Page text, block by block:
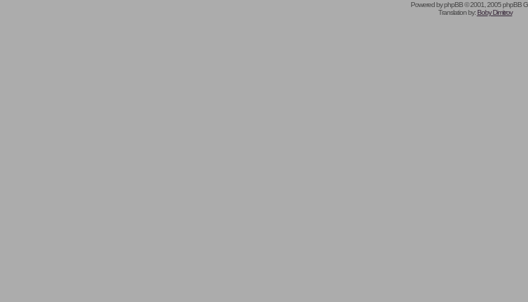
Powered byphpBB© 2001, 2005 phpBB
Translation by:Boby Dimitrov